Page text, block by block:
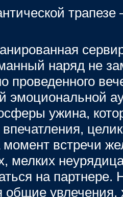
наряд не
проведенного
эмоциональной
ужина,
встречи
мелких
на
общие увлечения,